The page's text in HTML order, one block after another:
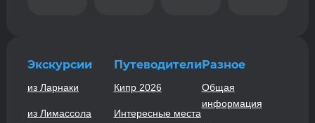
Экскурсии
из Ларнаки
из Лимассола
Путеводители
Кипр 2026
Интересные места
Разное
Общая
информация